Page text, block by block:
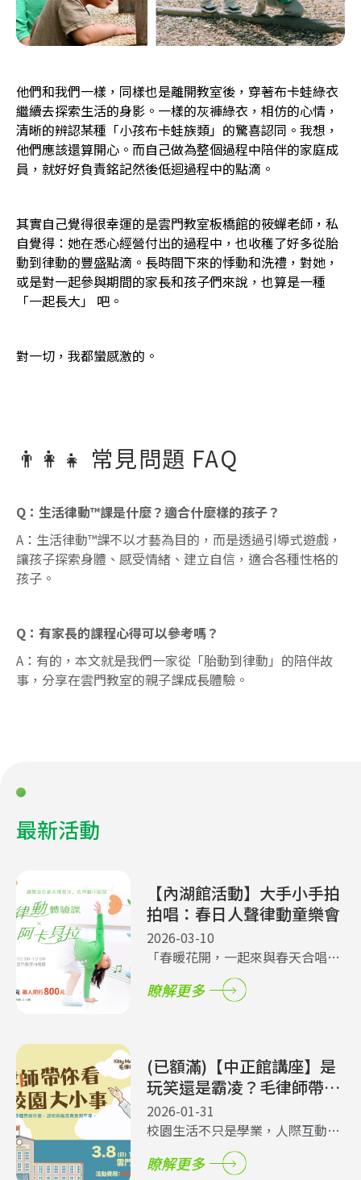
他們和我們一樣，同樣也是離開教室後，穿著布卡蛙綠衣
繼續去探索生活的身影。一樣的灰褲綠衣，相仿的心情，
清晰的辨認某種「小孩布卡蛙族類」的驚喜認同。我想，
他們應該還算開心。而自己做為整個過程中陪伴的家庭成
員，就好好負責銘記然後低迴過程中的點滴。
其實自己覺得很幸運的是雲門教室板橋館的筱蟬老師，私
自覺得：她在悉心經營付出的過程中，也收穫了好多從胎
動到律動的豐盛點滴。長時間下來的悸動和洗禮，對她，
或是對一起參與期間的家長和孩子們來說，也算是一種
「一起長大」 吧。
對一切，我都蠻感激的。
👨‍👩‍👧 常見問題 FAQ
Q：生活律動™課是什麼？適合什麼樣的孩子？
A：生活律動™課不以才藝為目的，而是透過引導式遊戲，
讓孩子探索身體、感受情緒、建立自信，適合各種性格的
孩子。
Q：有家長的課程心得可以參考嗎？
A：有的，本文就是我們一家從「胎動到律動」的陪伴故
事，分享在雲門教室的親子課成長體驗。
最新活動
【內湖館活動】大手小手拍
拍唱：春日人聲律動童樂會
2026-03-10
「春暖花開，一起來與春天合唱
跟著春天的氣息動起來！ 我們將帶
瞭解更多
(已額滿)【中正館講座】是
玩笑還是霸凌？毛律師帶你
從孩子的身體界線出發，談
校園霸凌與性別平等
2026-01-31
校園生活不只是學業，人際互動與
身體界線更是成長關鍵。雲門教室
中正館特別邀請教育現場重要的專
瞭解更多